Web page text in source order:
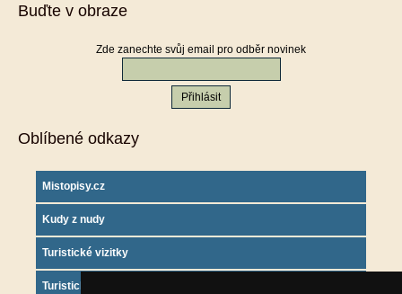
Buďte v obraze
Zde zanechte svůj email pro odběr novinek
Oblíbené odkazy
Mistopisy.cz
Kudy z nudy
Turistické vizitky
Turistický deník